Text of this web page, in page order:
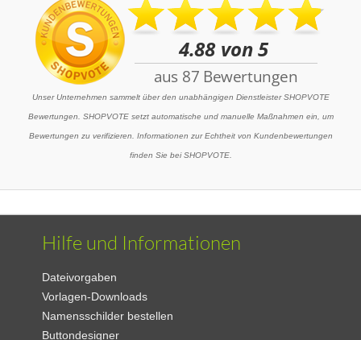
Unser Unternehmen sammelt über den unabhängigen Dienstleister SHOPVOTE
Bewertungen. SHOPVOTE setzt automatische und manuelle Maßnahmen ein, um
Bewertungen zu verifizieren. Informationen zur Echtheit von Kundenbewertungen
finden Sie bei SHOPVOTE.
Hilfe und Informationen
Dateivorgaben
Vorlagen-Downloads
Namensschilder bestellen
Buttondesigner